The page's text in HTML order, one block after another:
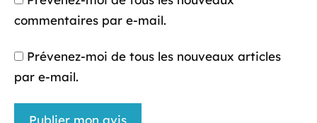
commentaires par e-mail.
Prévenez-moi de tous les nouveaux articles
par e-mail.